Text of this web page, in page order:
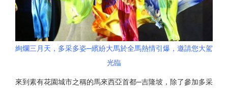
絢爛三月天，多采多姿─繽紛大馬於全馬熱情引爆，邀請您大駕
光臨
來到素有花園城市之稱的馬來西亞首都─吉隆坡，除了參加多采